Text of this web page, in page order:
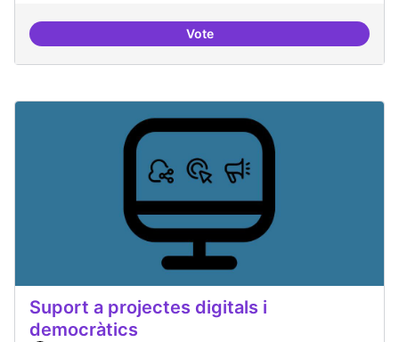
VoteTreball en xarxa amb projectes
Suport a projectes digitals i
democràtics